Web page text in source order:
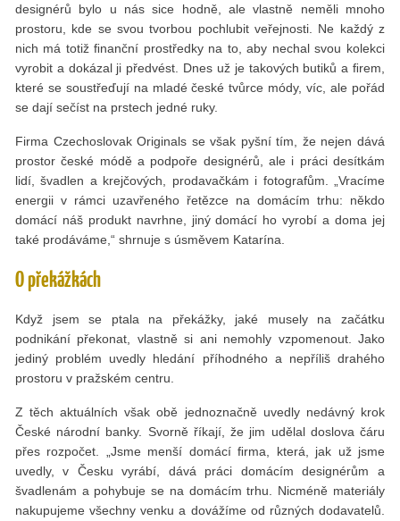
designérů bylo u nás sice hodně, ale vlastně neměli mnoho
prostoru, kde se svou tvorbou pochlubit veřejnosti. Ne každý z
nich má totiž ﬁnanční prostředky na to, aby nechal svou kolekci
vyrobit a dokázal ji předvést. Dnes už je takových butiků a ﬁrem,
které se soustřeďují na mladé české tvůrce módy, víc, ale pořád
se dají sečíst na prstech jedné ruky.
Firma Czechoslovak Originals se však pyšní tím, že nejen dává
prostor české módě a podpoře designérů, ale i práci desítkám
lidí, švadlen a krejčových, prodavačkám i fotografům. „Vracíme
energii v rámci uzavřeného řetězce na domácím trhu: někdo
domácí náš produkt navrhne, jiný domácí ho vyrobí a doma jej
také prodáváme,“ shrnuje s úsměvem Katarína.
O překážkách
Když jsem se ptala na překážky, jaké musely na začátku
podnikání překonat, vlastně si ani nemohly vzpomenout. Jako
jediný problém uvedly hledání příhodného a nepříliš drahého
prostoru v pražském centru.
Z těch aktuálních však obě jednoznačně uvedly nedávný krok
České národní banky. Svorně říkají, že jim udělal doslova čáru
přes rozpočet. „Jsme menší domácí ﬁrma, která, jak už jsme
uvedly, v Česku vyrábí, dává práci domácím designérům a
švadlenám a pohybuje se na domácím trhu. Nicméně materiály
nakupujeme všechny venku a dovážíme od různých dodavatelů.